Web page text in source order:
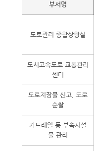
부서명
도로관리 종합상황실
도시고속도로 교통관리
센터
도로지장물 신고, 도로
순찰
가드레일 등 부속시설
물 관리